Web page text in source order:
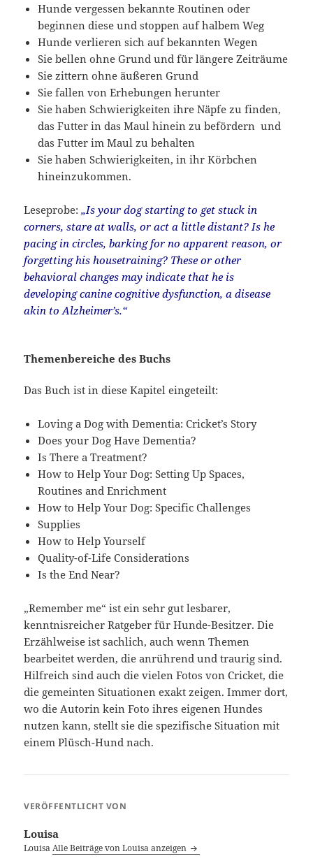
Hunde vergessen bekannte Routinen oder
beginnen diese und stoppen auf halbem Weg
Hunde verlieren sich auf bekannten Wegen
Sie bellen ohne Grund und für längere Zeiträume
Sie zittern ohne äußeren Grund
Sie fallen von Erhebungen herunter
Sie haben Schwierigkeiten ihre Näpfe zu finden,
das Futter in das Maul hinein zu befördern und
das Futter im Maul zu behalten
Sie haben Schwierigkeiten, in ihr Körbchen
hineinzukommen.
Leseprobe:„Is your dog starting to get stuck in
corners, stare at walls, or act a little distant? Is he
pacing in circles, barking for no apparent reason, or
forgetting his housetraining? These or other
behavioral changes may indicate that he is
developing canine cognitive dysfunction, a disease
akin to Alzheimer’s.“
Themenbereiche des Buchs
Das Buch ist in diese Kapitel eingeteilt:
Loving a Dog with Dementia: Cricket’s Story
Does your Dog Have Dementia?
Is There a Treatment?
How to Help Your Dog: Setting Up Spaces,
Routines and Enrichment
How to Help Your Dog: Specific Challenges
Supplies
How to Help Yourself
Quality-of-Life Considerations
Is the End Near?
„Remember me“ ist ein sehr gut lesbarer,
kenntnisreicher Ratgeber für Hunde-Besitzer. Die
Erzählweise ist sachlich, auch wenn Themen
bearbeitet werden, die anrührend und traurig sind.
Hilfreich sind auch die vielen Fotos von Cricket, die
die gemeinten Situationen exakt zeigen. Immer dort,
wo die Autorin kein Foto ihres eigenen Hundes
nutzen kann, stellt sie die spezifische Situation mit
einem Plüsch-Hund nach.
VERÖFFENTLICHT VON
Louisa
LouisaAlle Beiträge von Louisa anzeigen